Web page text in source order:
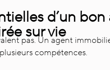
d’un
sur vie
pas. Un agent
compétences.